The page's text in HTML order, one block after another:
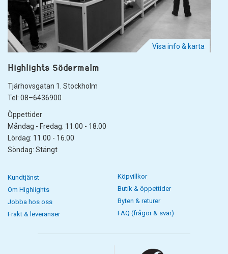
Visa info & karta
Highlights Södermalm
Tjärhovsgatan 1. Stockholm
Tel: 08–6436900
Öppettider
Måndag - Fredag: 11.00 - 18.00
Lördag: 11.00 - 16.00
Söndag: Stängt
Kundtjänst
Om Highlights
Jobba hos oss
Frakt & leveranser
Köpvillkor
Butik & öppettider
Byten & returer
FAQ (frågor & svar)